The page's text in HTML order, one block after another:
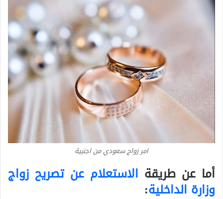
امر زواج سعودي من اجنبية
أما عن طريقة الاستعلام عن تصريح زواج
وزارة الداخلية: